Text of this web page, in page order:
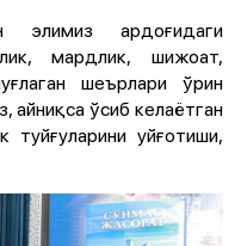
элимиз ардоғидаги
мардлик, шижоат,
шеърлари ўрин
ўсиб келаётган
уйғотиши,